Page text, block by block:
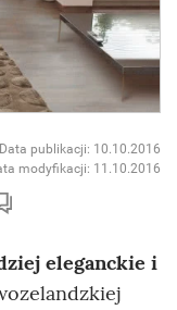
Data publikacji: 10.10.2016
modyfikacji: 11.10.2016
eleganckie i